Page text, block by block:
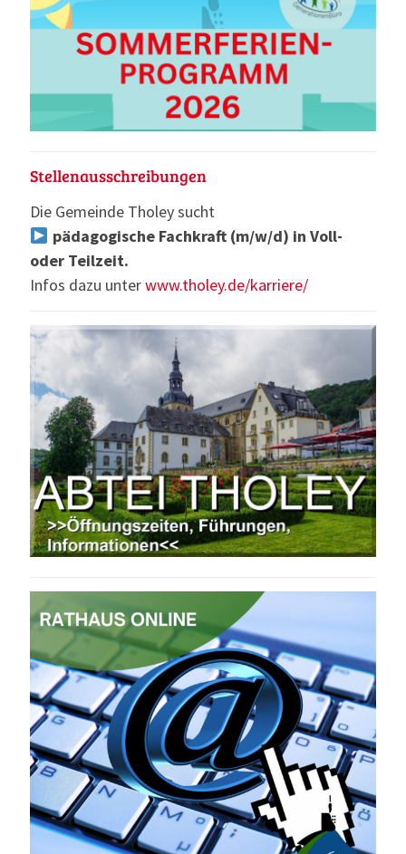
Stellenausschreibungen
Die Gemeinde Tholey sucht
pädagogische Fachkraft (m/w/d) in Voll-
oder Teilzeit.
Infos dazu unterwww.tholey.de/karriere/